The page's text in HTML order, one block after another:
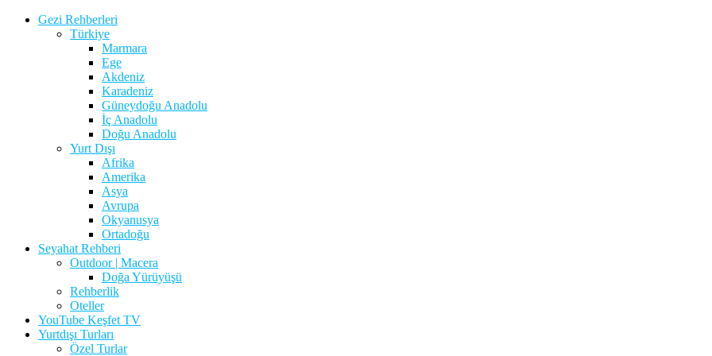
Gezi Rehberleri
Türkiye
Marmara
Ege
Akdeniz
Karadeniz
Güneydoğu Anadolu
İç Anadolu
Doğu Anadolu
Yurt Dışı
Afrika
Amerika
Asya
Avrupa
Okyanusya
Ortadoğu
Seyahat Rehberi
Outdoor | Macera
Doğa Yürüyüşü
Rehberlik
Oteller
YouTube Keşfet TV
Yurtdışı Turları
Özel Turlar